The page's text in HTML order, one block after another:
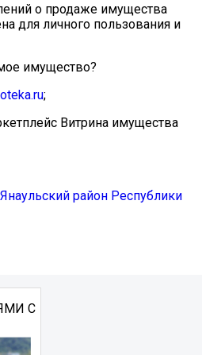
о продаже имущества
для личного пользования и
имущество?
;
Витрина имущества
район Республики
С